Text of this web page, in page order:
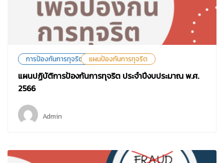
การป้องกันการทุจริต แผนป้องกันการทุจริต
แผนปฏิบัติการป้องกันการทุจริต ประจำปีงบประมาณ พ.ศ.
2566
Admin